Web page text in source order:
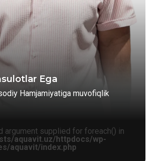
Ega
Hamjamiyatiga muvofiqlik
argument supplied for foreach() in
aquavit.uz/httpdocs/wp-
aquavit/index.php